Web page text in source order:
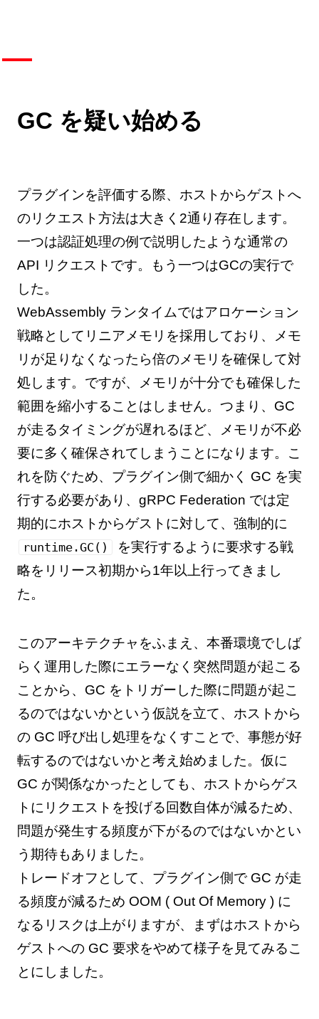
GC を疑い始める
プラグインを評価する際、ホストからゲストへ
のリクエスト方法は大きく2通り存在します。
一つは認証処理の例で説明したような通常の
API リクエストです。もう一つはGCの実行で
した。
WebAssembly ランタイムではアロケーション
戦略としてリニアメモリを採用しており、メモ
リが足りなくなったら倍のメモリを確保して対
処します。ですが、メモリが十分でも確保した
範囲を縮小することはしません。つまり、GC
が走るタイミングが遅れるほど、メモリが不必
要に多く確保されてしまうことになります。こ
れを防ぐため、プラグイン側で細かく GC を実
行する必要があり、gRPC Federation では定
期的にホストからゲストに対して、強制的に
runtime.GC()
を実行するように要求する戦
略をリリース初期から1年以上行ってきまし
た。
このアーキテクチャをふまえ、本番環境でしば
らく運用した際にエラーなく突然問題が起こる
ことから、GC をトリガーした際に問題が起こ
るのではないかという仮説を立て、ホストから
の GC 呼び出し処理をなくすことで、事態が好
転するのではないかと考え始めました。仮に
GC が関係なかったとしても、ホストからゲス
トにリクエストを投げる回数自体が減るため、
問題が発生する頻度が下がるのではないかとい
う期待もありました。
トレードオフとして、プラグイン側で GC が走
る頻度が減るため OOM ( Out Of Memory ) に
なるリスクは上がりますが、まずはホストから
ゲストへの GC 要求をやめて様子を見てみるこ
とにしました。